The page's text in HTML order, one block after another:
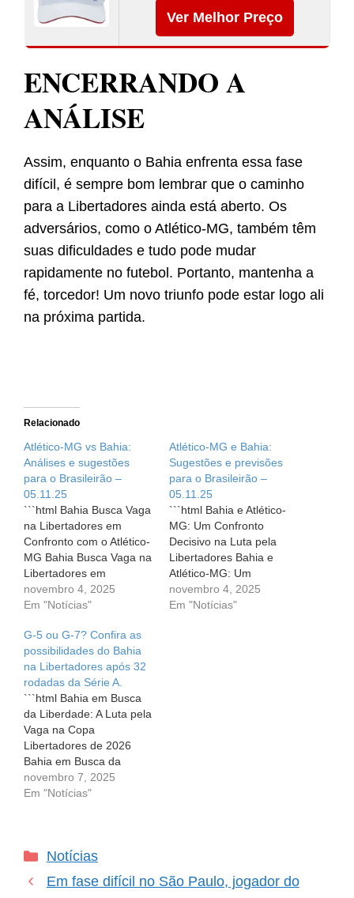
Ver Melhor Preço
ENCERRANDO A
ANÁLISE
Assim, enquanto o Bahia enfrenta essa fase
difícil, é sempre bom lembrar que o caminho
para a Libertadores ainda está aberto. Os
adversários, como o Atlético-MG, também têm
suas dificuldades e tudo pode mudar
rapidamente no futebol. Portanto, mantenha a
fé, torcedor! Um novo triunfo pode estar logo ali
na próxima partida.
Relacionado
Atlético-MG vs Bahia:
Análises e sugestões
para o Brasileirão –
05.11.25
```html Bahia Busca Vaga
na Libertadores em
Confronto com o Atlético-
MG Bahia Busca Vaga na
Libertadores em
Confronto com o Atlético-
MG O coração dos
mais forte! Nesta quarta-
feira, dia 5 de novembro,
o Esquadrão de Aço tem
mais um grande desafio
pela frente. Às 20h00
(horário…
novembro 4, 2025
Em "Notícias"
Atlético-MG e Bahia:
Sugestões e previsões
para o Brasileirão –
05.11.25
```html Bahia e Atlético-
MG: Um Confronto
Decisivo na Luta pela
Libertadores Bahia e
Atlético-MG: Um
Confronto Decisivo na
Luta pela Libertadores O
novembro 4, 2025
Em "Notícias"
G-5 ou G-7? Confira as
possibilidades do Bahia
na Libertadores após 32
rodadas da Série A.
```html Bahia em Busca
da Liberdade: A Luta pela
Vaga na Copa
Libertadores de 2026
Bahia em Busca da
Liberdade: A Luta pela
Vaga na Copa
partida, a expectativa se
renova e a esperança de
ver o…
novembro 7, 2025
Em "Notícias"
Categorias
Notícias
Em fase difícil no São Paulo, jogador do